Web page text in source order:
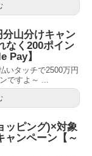
山分けキャン
なく200ポイン
Pay】
いタッチで2500万円
ですよ～ ...
ッピング)×対象
ャンペーン【～